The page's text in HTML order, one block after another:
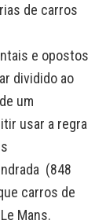
de carros
e opostos
dividido ao
um
usar a regra
(848
carros de
Mans.